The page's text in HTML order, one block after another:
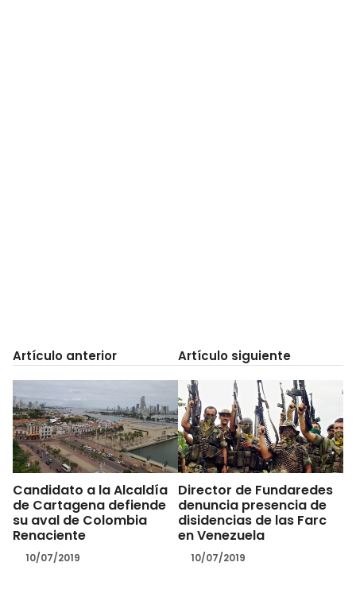
Artículo anterior
Candidato a la Alcaldía
de Cartagena defiende
su aval de Colombia
Renaciente
10/07/2019
Artículo siguiente
Director de Fundaredes
denuncia presencia de
disidencias de las Farc
en Venezuela
10/07/2019